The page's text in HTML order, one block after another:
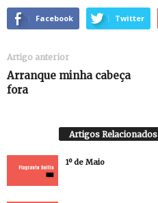
Facebook Twitter
Artigo anterior
Arranque minha cabeça
fora
Artigos Relacionados
1º de Maio